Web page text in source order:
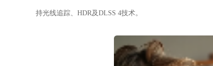
持光线追踪、HDR及DLSS 4技术。